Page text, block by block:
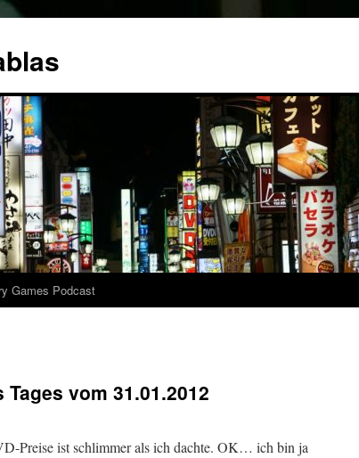
Games Podcast
vom 31.01.2012
Preise ist schlimmer als ich dachte. OK… ich bin ja